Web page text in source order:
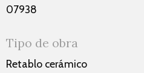
07938
Tipo de obra
Retablo cerámico